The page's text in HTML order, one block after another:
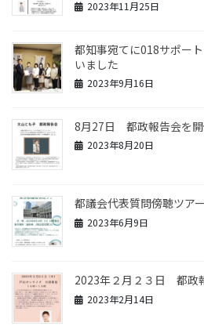
m
e
2023年11月25日
都知事宛てに018サポー
いました
2023年9月16日
8月27日 都政報告会を開
2023年8月20日
都議会代表質問傍聴ツア
2023年6月9日
2023年２月２３日 都政
2023年2月14日